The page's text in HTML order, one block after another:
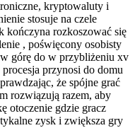
kryptowaluty i
stosuje na czele
kończyna rozkoszować się
, poświęcony osobisty
górę do w przybliżeniu xv
przynosi do domu
że spójne grać
rozwiązują razem, aby
otoczenie gdzie gracz
zysk i zwiększa gry